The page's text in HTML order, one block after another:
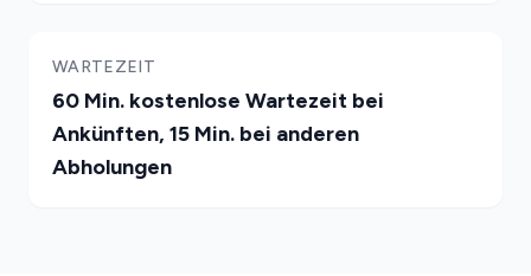
WARTEZEIT
60 Min. kostenlose Wartezeit bei
Ankünften, 15 Min. bei anderen
Abholungen